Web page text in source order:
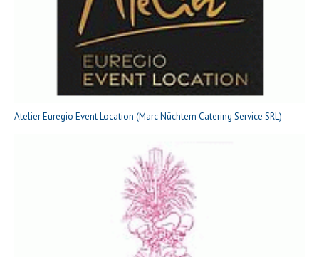
Atelier Euregio Event Location (Marc Nüchtern Catering Service SRL)